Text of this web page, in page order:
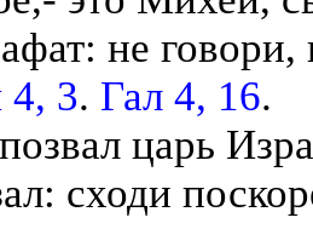
не говори,
3. Гал 4, 16.
царь
сходи